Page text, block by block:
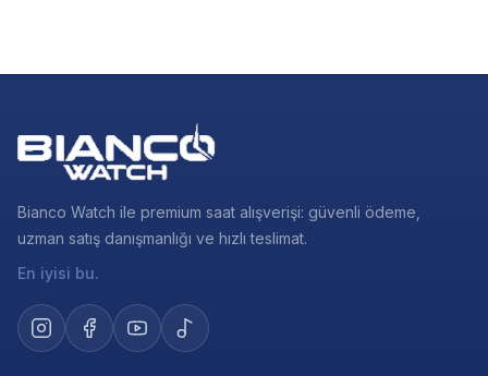
Bianco Watch ile premium saat alışverişi: güvenli ödeme,
uzman satış danışmanlığı ve hızlı teslimat.
En iyisi bu.